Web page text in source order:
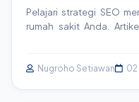
Pelajari strategi SEO
rumah sakit Anda.
Google dan menjangkau
Nugroho Setiawan 02